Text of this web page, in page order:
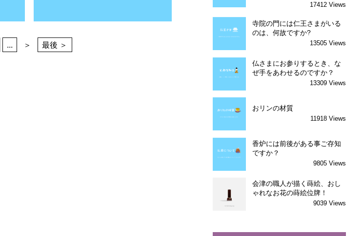
17412 Views
寺院の門には仁王さまがいる
のは、何故ですか?
13505 Views
仏さまにお参りするとき、な
ぜ手をあわせるのですか？
13309 Views
おリンの材質
11918 Views
香炉には前後がある事ご存知
ですか？
9805 Views
会津の職人が描く蒔絵、おし
ゃれなお花の蒔絵位牌！
9039 Views